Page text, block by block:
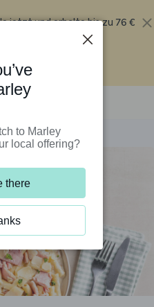
jetzt und erhalte bis zu 76 €
fünf Boxen
to Marley
local offering?
there